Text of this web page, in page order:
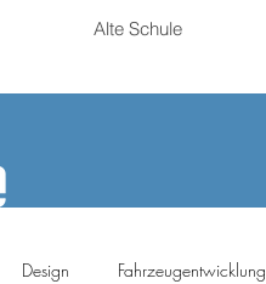
Alte Schule
Design Fahrzeugentwicklung